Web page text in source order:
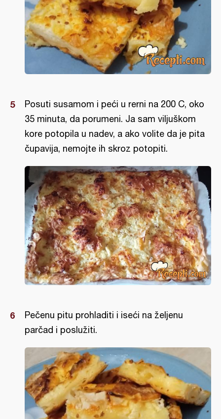
Posuti susamom i peći u rerni na 200 C, oko
35 minuta, da porumeni. Ja sam viljuškom
kore potopila u nadev, a ako volite da je pita
čupavija, nemojte ih skroz potopiti.
Pečenu pitu prohladiti i iseći na željenu
parčad i poslužiti.